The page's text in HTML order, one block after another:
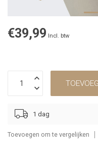
€39,99 Incl. btw
1 dag
Toevoegen om te vergelijken